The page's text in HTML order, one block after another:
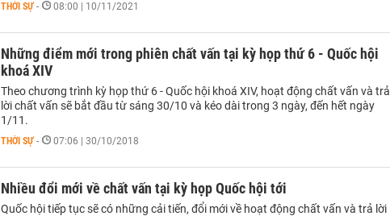
THỜI SỰ - 08:00 | 10/11/2021
Những điểm mới trong phiên chất vấn tại kỳ họp thứ 6 - Quốc hội
khoá XIV
Theo chương trình kỳ họp thứ 6 - Quốc hội khoá XIV, hoạt động chất vấn và trả
lời chất vấn sẽ bắt đầu từ sáng 30/10 và kéo dài trong 3 ngày, đến hết ngày
1/11.
THỜI SỰ - 07:06 | 30/10/2018
Nhiều đổi mới về chất vấn tại kỳ họp Quốc hội tới
Quốc hội tiếp tục sẽ có những cải tiến, đổi mới về hoạt động chất vấn và trả lời